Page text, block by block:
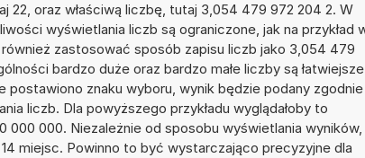
22, oraz właściwą liczbę, tutaj 3,054 479 972 204 2. W
wyświetlania liczb są ograniczone, jak na przykład
zastosować sposób zapisu liczb jako 3,054 479
bardzo duże oraz bardzo małe liczby są łatwiejsze
postawiono znaku wyboru, wynik będzie podany zgodnie
liczb. Dla powyższego przykładu wyglądałoby to
000. Niezależnie od sposobu wyświetlania wyników,
miejsc. Powinno to być wystarczająco precyzyjne dla